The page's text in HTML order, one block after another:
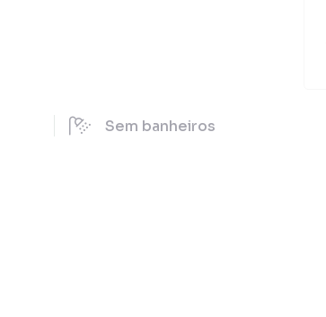
Sem banheiros